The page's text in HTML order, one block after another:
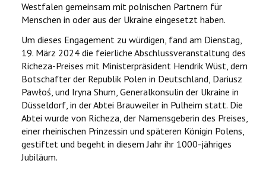
Westfalen gemeinsam mit polnischen Partnern für
Menschen in oder aus der Ukraine eingesetzt haben.
Um dieses Engagement zu würdigen, fand am Dienstag,
19. März 2024 die feierliche Abschlussveranstaltung des
Richeza-Preises mit Ministerpräsident Hendrik Wüst, dem
Botschafter der Republik Polen in Deutschland, Dariusz
Pawłoś, und Iryna Shum, Generalkonsulin der Ukraine in
Düsseldorf, in der Abtei Brauweiler in Pulheim statt. Die
Abtei wurde von Richeza, der Namensgeberin des Preises,
einer rheinischen Prinzessin und späteren Königin Polens,
gestiftet und begeht in diesem Jahr ihr 1000-jähriges
Jubiläum.